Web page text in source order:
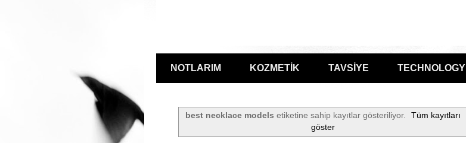
NOTLARIM KOZMETİK TAVSİYE TECHNOLOGY
best necklace models etiketine sahip kayıtlar gösteriliyor.
Tüm kayıtları
göster